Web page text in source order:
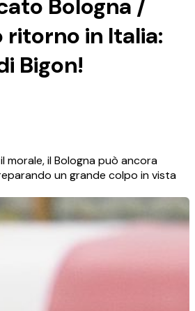
Bologna /
ritorno in Italia:
Bigon!
morale, il Bologna può ancora
un grande colpo in vista